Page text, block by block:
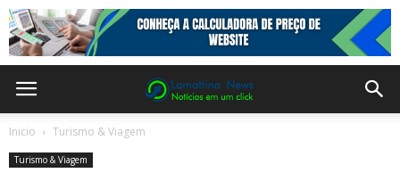
Inicio Turismo & Viagem
Turismo & Viagem